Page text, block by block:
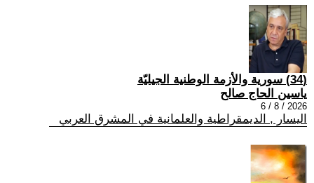
(34) سورية والأزمة الوطنية الجيليّة
ياسين الحاج صالح
2026 / 8 / 6
اليسار , الديمقراطية والعلمانية في المشرق العربي